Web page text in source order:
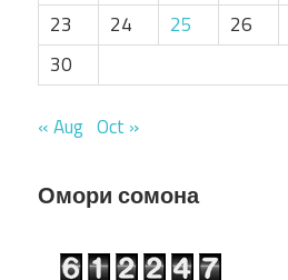
23
24 25 26
30
« Aug Oct »
Омори сомона